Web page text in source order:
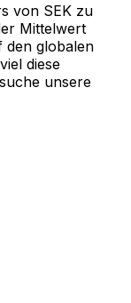
von SEK zu
Mittelwert
den globalen
diese
unsere